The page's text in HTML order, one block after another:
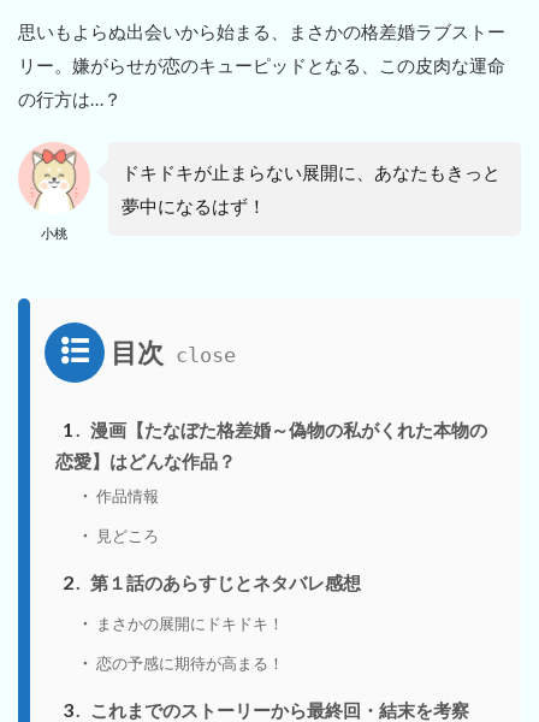
思いもよらぬ出会いから始まる、まさかの格差婚ラブストー
リー。嫌がらせが恋のキューピッドとなる、この皮肉な運命
の行方は…？
小桃
ドキドキが止まらない展開に、あなたもきっと
夢中になるはず！
目次
1
漫画【たなぼた格差婚～偽物の私がくれた本物の
恋愛】はどんな作品？
作品情報
見どころ
2 第１話のあらすじとネタバレ感想
まさかの展開にドキドキ！
恋の予感に期待が高まる！
3 これまでのストーリーから最終回・結末を考察